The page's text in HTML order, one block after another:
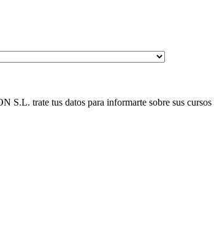
trate tus datos para informarte sobre sus